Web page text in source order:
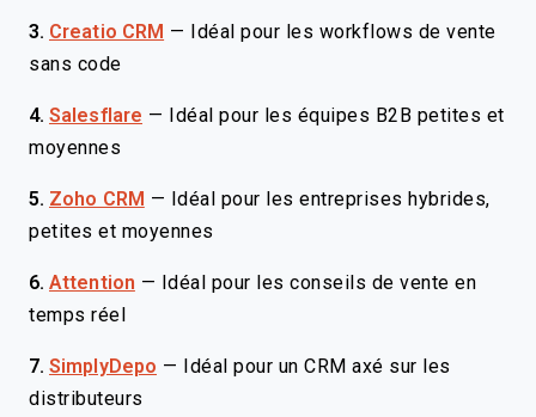
3. Creatio CRM —
Idéal pour les workflows de vente
sans code
4. Salesflare —
Idéal pour les équipes B2B petites et
moyennes
5. Zoho CRM —
Idéal pour les entreprises hybrides,
petites et moyennes
6. Attention —
Idéal pour les conseils de vente en
temps réel
7. SimplyDepo —
Idéal pour un CRM axé sur les
distributeurs